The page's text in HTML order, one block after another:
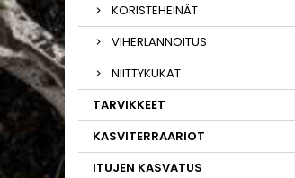
KORISTEHEINÄT
VIHERLANNOITUS
NIITTYKUKAT
TARVIKKEET
KASVITERRAARIOT
ITUJEN KASVATUS